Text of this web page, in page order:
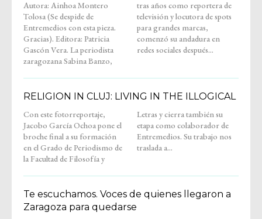
Autora: Ainhoa Montero
Tolosa (Se despide de
Entremedios con esta pieza.
Gracias). Editora: Patricia
Gascón Vera. La periodista
zaragozana Sabina Banzo,
tras años como reportera de
televisión y locutora de spots
para grandes marcas,
comenzó su andadura en
redes sociales después...
RELIGION IN CLUJ: LIVING IN THE ILLOGICAL
Con este fotorreportaje,
Jacobo García Ochoa pone el
broche final a su formación
en el Grado de Periodismo de
la Facultad de Filosofía y
Letras y cierra también su
etapa como colaborador de
Entremedios. Su trabajo nos
traslada a...
Te escuchamos. Voces de quienes llegaron a
Zaragoza para quedarse